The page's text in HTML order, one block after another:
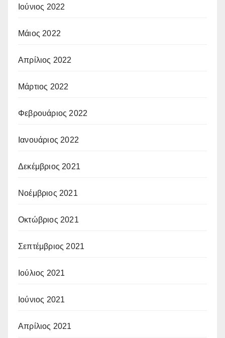
Ιούνιος 2022
Μάιος 2022
Απρίλιος 2022
Μάρτιος 2022
Φεβρουάριος 2022
Ιανουάριος 2022
Δεκέμβριος 2021
Νοέμβριος 2021
Οκτώβριος 2021
Σεπτέμβριος 2021
Ιούλιος 2021
Ιούνιος 2021
Απρίλιος 2021